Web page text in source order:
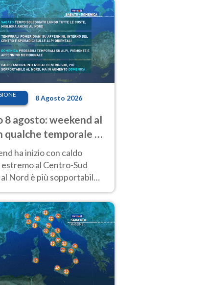
8 Agosto 2026
8 agosto: weekend al
qualche temporale e
al Centro-Sud
ha inizio con caldo
al Centro-Sud
Nord è più sopportabile
rilievi.